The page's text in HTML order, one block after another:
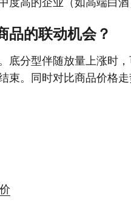
品的联动机会？
底分型伴随放量上涨时
束。同时对比商品价格